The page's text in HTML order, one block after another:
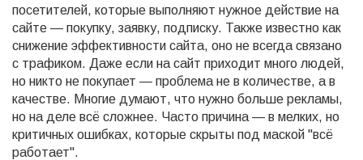
посетителей, которые выполняют нужное действие на
сайте — покупку, заявку, подписку. Также известно как
снижение эффективности сайта, оно не всегда связано
с трафиком. Даже если на сайт приходит много людей,
но никто не покупает — проблема не в количестве, а в
качестве. Многие думают, что нужно больше рекламы,
но на деле всё сложнее. Часто причина — в мелких, но
критичных ошибках, которые скрыты под маской "всё
работает".